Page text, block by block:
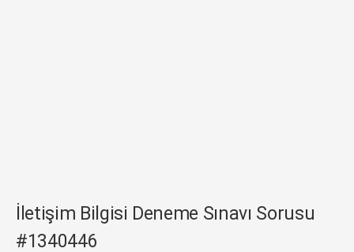
İletişim Bilgisi Deneme Sınavı Sorusu
#1340446